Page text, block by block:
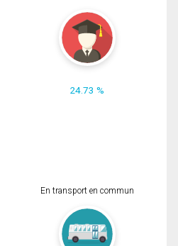
24.73 %
En transport en commun